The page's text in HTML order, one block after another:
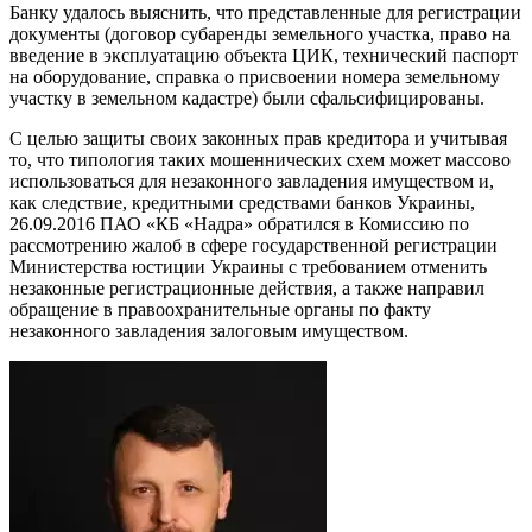
Банку удалось выяснить, что представленные для регистрации
документы (договор субаренды земельного участка, право на
введение в эксплуатацию объекта ЦИК, технический паспорт
на оборудование, справка о присвоении номера земельному
участку в земельном кадастре) были сфальсифицированы.
С целью защиты своих законных прав кредитора и учитывая
то, что типология таких мошеннических схем может массово
использоваться для незаконного завладения имуществом и,
как следствие, кредитными средствами банков Украины,
26.09.2016 ПАО «КБ «Надра» обратился в Комиссию по
рассмотрению жалоб в сфере государственной регистрации
Министерства юстиции Украины с требованием отменить
незаконные регистрационные действия, а также направил
обращение в правоохранительные органы по факту
незаконного завладения залоговым имуществом.